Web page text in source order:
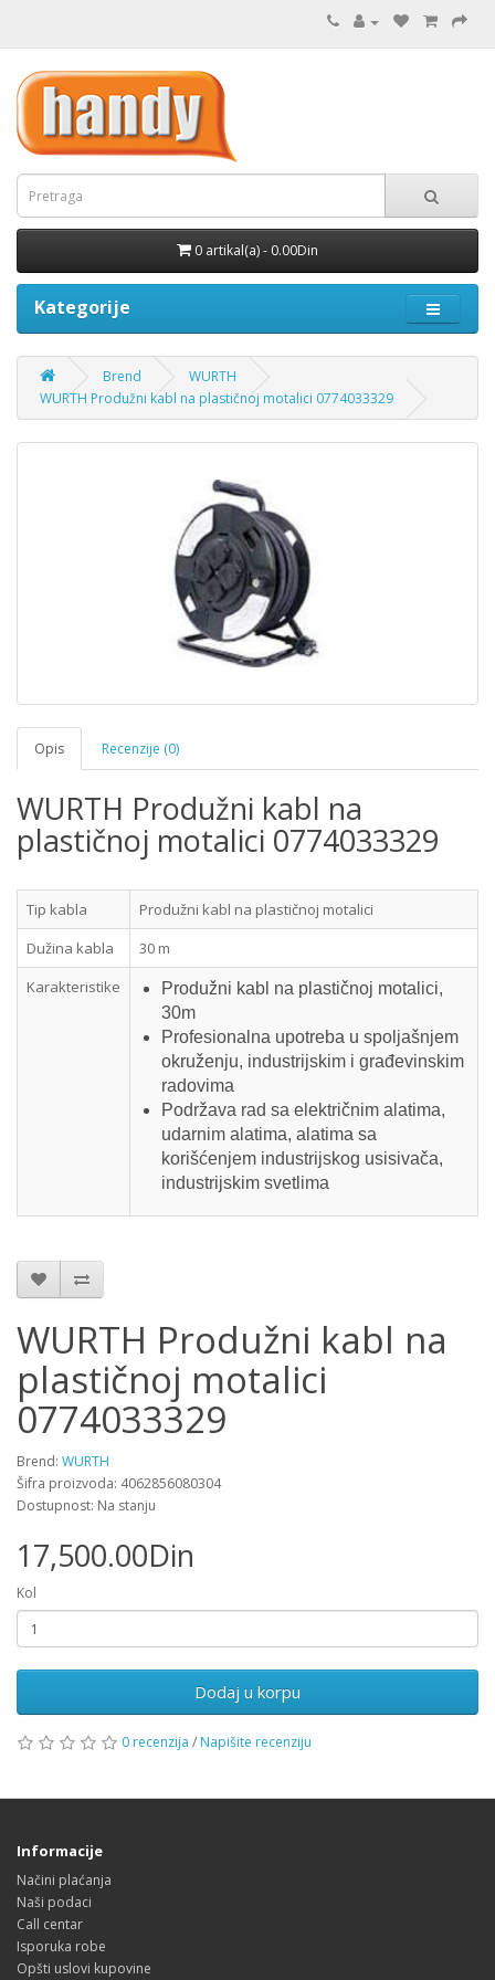
0 artikal(a) - 0.00Din
Kategorije
Brend
WURTH
WURTH Produžni kabl na plastičnoj motalici 0774033329
Opis Recenzije (0)
WURTH Produžni kabl na
plastičnoj motalici 0774033329
Tip kabla
Produžni kabl na plastičnoj motalici
Dužina kabla
30 m
Karakteristike
Produžni kabl na plastičnoj motalici,
30m
Profesionalna upotreba u spoljašnjem
okruženju, industrijskim i građevinskim
radovima
Podržava rad sa električnim alatima,
udarnim alatima, alatima sa
korišćenjem industrijskog usisivača,
industrijskim svetlima
WURTH Produžni kabl na
plastičnoj motalici
0774033329
Brend: WURTH
Šifra proizvoda: 4062856080304
Dostupnost: Na stanju
17,500.00Din
Kol
Dodaj u korpu
0 recenzija / Napišite recenziju
Informacije
Načini plaćanja
Naši podaci
Call centar
Isporuka robe
Opšti uslovi kupovine